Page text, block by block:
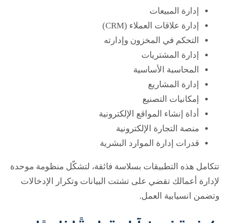
إدارة المبيعات
إدارة علاقات العملاء (CRM)
التحكم في المخزون وإدارته
إدارة المشتريات
المحاسبة الأساسية
إدارة المشاريع
إمكانيات التصنيع
أداة إنشاء المواقع الإلكترونية
منصة التجارة الإلكترونية
قدرات إدارة الموارد البشرية
تتكامل هذه التطبيقات بسلاسة فائقة، لتشكّل منظومة موحدة
لإدارة أعمالك تقضي على تشتت البيانات وتكرار الإدخالات
وتضمن انسيابية العمل.